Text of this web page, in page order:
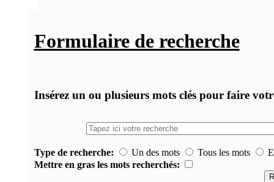
Formulaire de recherche
Insérez un ou plusieurs mots clés pour faire
Type de recherche: Un des mots Tous les mots
Mettre en gras les mots recherchés: